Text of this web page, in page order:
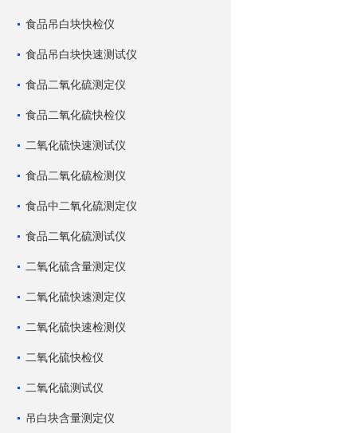
食品吊白块快检仪
食品吊白块快速测试仪
食品二氧化硫测定仪
食品二氧化硫快检仪
二氧化硫快速测试仪
食品二氧化硫检测仪
食品中二氧化硫测定仪
食品二氧化硫测试仪
二氧化硫含量测定仪
二氧化硫快速测定仪
二氧化硫快速检测仪
二氧化硫快检仪
二氧化硫测试仪
吊白块含量测定仪